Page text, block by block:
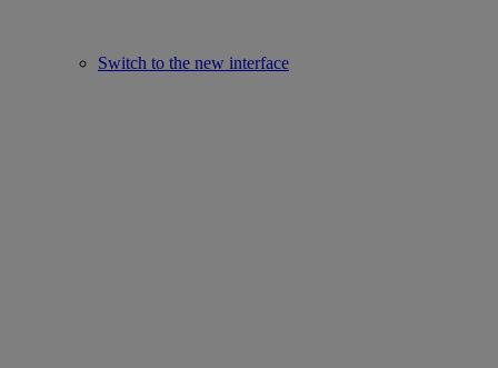
Switch to the new interface